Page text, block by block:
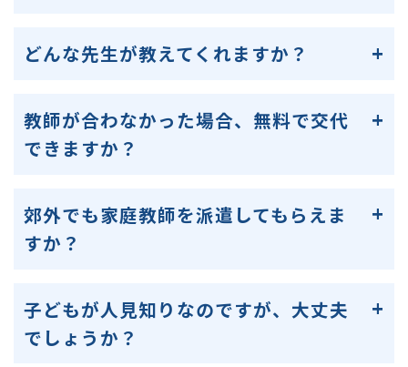
どんな先生が教えてくれますか？
教師が合わなかった場合、無料で交代
できますか？
郊外でも家庭教師を派遣してもらえま
すか？
子どもが人見知りなのですが、大丈夫
でしょうか？